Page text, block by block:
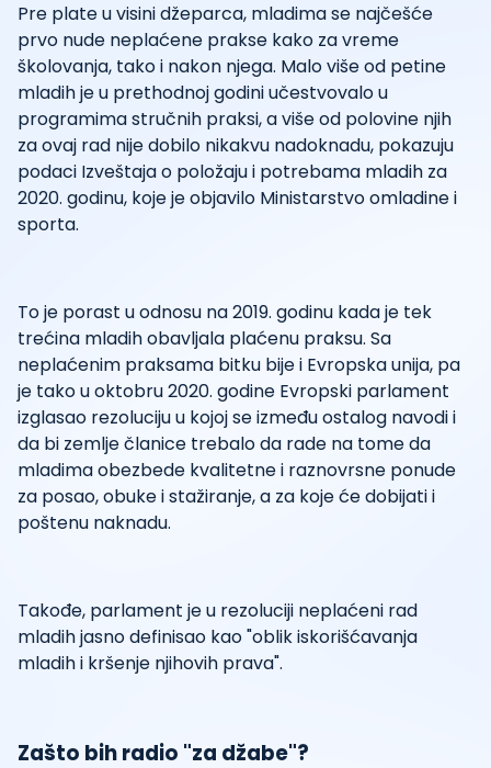
Pre plate u visini džeparca, mladima se najčešće
prvo nude neplaćene prakse kako za vreme
školovanja, tako i nakon njega. Malo više od petine
mladih je u prethodnoj godini učestvovalo u
programima stručnih praksi, a više od polovine njih
za ovaj rad nije dobilo nikakvu nadoknadu, pokazuju
podaci Izveštaja o položaju i potrebama mladih za
2020. godinu, koje je objavilo Ministarstvo omladine i
sporta.
To je porast u odnosu na 2019. godinu kada je tek
trećina mladih obavljala plaćenu praksu. Sa
neplaćenim praksama bitku bije i Evropska unija, pa
je tako u oktobru 2020. godine Evropski parlament
izglasao rezoluciju u kojoj se između ostalog navodi i
da bi zemlje članice trebalo da rade na tome da
mladima obezbede kvalitetne i raznovrsne ponude
za posao, obuke i stažiranje, a za koje će dobijati i
poštenu naknadu.
Takođe, parlament je u rezoluciji neplaćeni rad
mladih jasno definisao kao "oblik iskorišćavanja
mladih i kršenje njihovih prava".
Zašto bih radio "za džabe"?